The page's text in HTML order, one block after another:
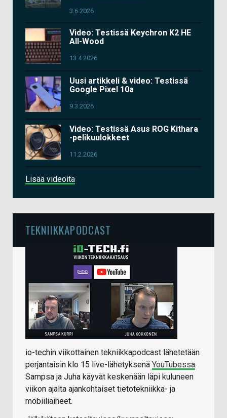
3.6.2026
Video: Testissä Keychron K2 HE
All-Wood
13.4.2026
Uusi artikkeli & video: Testissä
Google Pixel 10a
9.3.2026
Video: Testissä Asus ROG Kithara
-pelikuulokkeet
11.2.2026
Lisää videoita
TEKNIIKKAPODCAST
io-techin viikottainen tekniikkapodcast lähetetään
perjantaisin klo 15 live-lähetyksenä YouTubessa.
Sampsa ja Juha käyvät keskenään läpi kuluneen
viikon ajalta ajankohtaiset tietotekniikka- ja
mobiiliaiheet.